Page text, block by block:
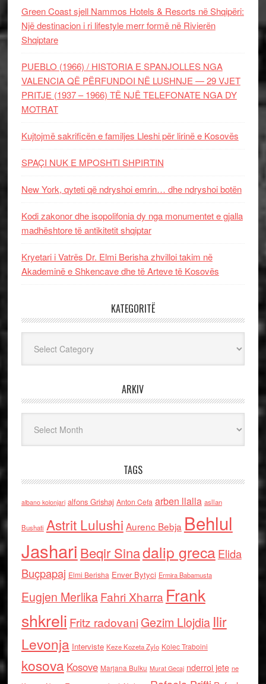
Green Coast sjell Nammos Hotels & Resorts në Shqipëri:
Një destinacion i ri lifestyle merr formë në Rivierën
Shqiptare
PUEBLO (1966) / HISTORIA E SPANJOLLES NGA
VALENCIA QË PËRFUNDOI NË LUSHNJE — 29 VJET
PRITJE (1937 – 1966) TË NJË TELEFONATE NGA DY
MOTRAT
Kujtojmë sakrificën e familjes Lleshi për lirinë e Kosovës
SPAÇI NUK E MPOSHTI SHPIRTIN
New York, qyteti që ndryshoi emrin… dhe ndryshoi botën
Kodi zakonor dhe isopolifonia dy nga monumentet e gjalla
madhështore të antikitetit shqiptar
Kryetari i Vatrës Dr. Elmi Berisha zhvilloi takim në
Akademinë e Shkencave dhe të Arteve të Kosovës
KATEGORITË
ARKIV
TAGS
albano kolonjari alfons Grishaj Anton Cefa arben llalla asllan
Bushati Astrit Lulushi Aurenc Bebja Behlul
Jashari Beqir Sinadalip grecaElida
Buçpapaj Elmi Berisha Enver Bytyci Ermira Babamusta
Eugjen MerlikaFahri Xharra Frank
shkreli Fritz radovaniGezim Llojdia Ilir
Levonja Interviste Keze Kozeta Zylo Kolec Traboini
kosova Kosove Marjana Bulku Murat Gecaj nderroi jete ne